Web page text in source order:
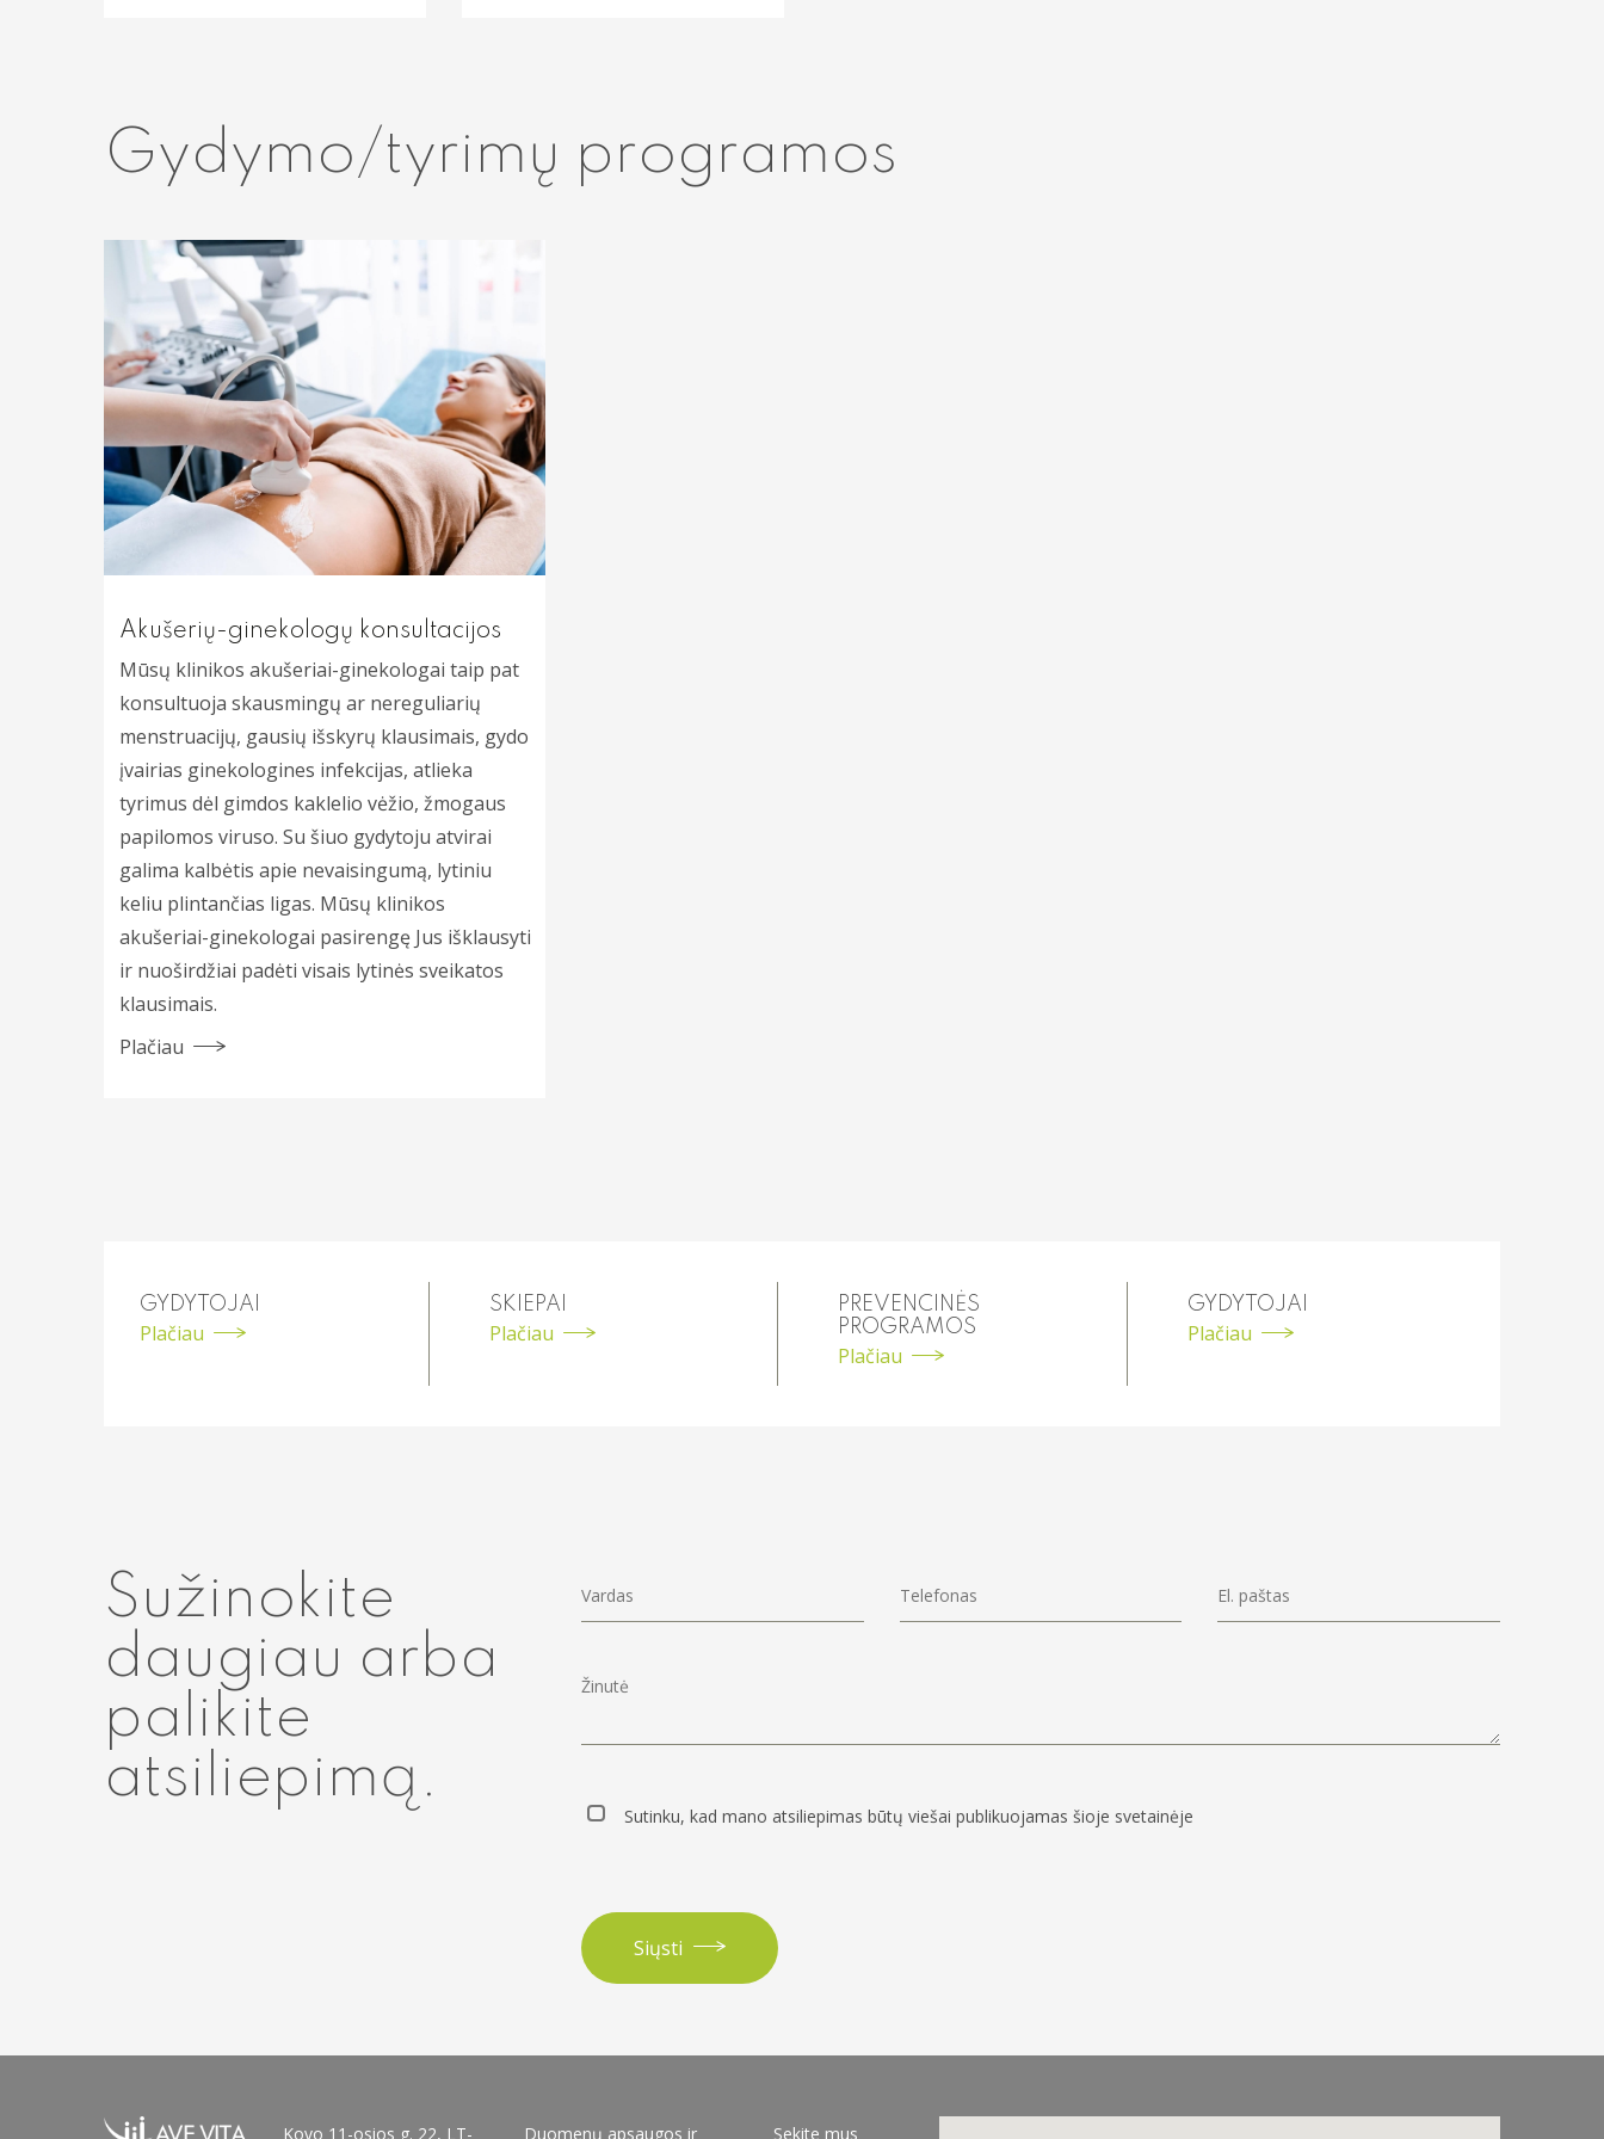
Gydymo/tyrimų programos
Akušerių-ginekologų konsultacijos
Mūsų klinikos akušeriai-ginekologai taip pat
konsultuoja skausmingų ar nereguliarių
menstruacijų, gausių išskyrų klausimais, gydo
įvairias ginekologines infekcijas, atlieka
tyrimus dėl gimdos kaklelio vėžio, žmogaus
papilomos viruso. Su šiuo gydytoju atvirai
galima kalbėtis apie nevaisingumą, lytiniu
keliu plintančias ligas. Mūsų klinikos
akušeriai-ginekologai pasirengę Jus išklausyti
ir nuoširdžiai padėti visais lytinės sveikatos
klausimais.
Plačiau
GYDYTOJAI
Plačiau
SKIEPAI
Plačiau
PREVENCINĖS
PROGRAMOS
Plačiau
GYDYTOJAI
Plačiau
Sužinokite
daugiau arba
palikite
atsiliepimą.
Sutinku, kad mano atsiliepimas būtų viešai publikuojamas šioje svetainėje
Siųsti
Kovo 11-osios g. 22, LT- Duomenų apsaugos ir Sekite mus